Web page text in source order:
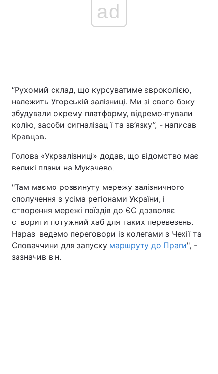
ad
“Рухомий склад, що курсуватиме євроколією,
належить Угорській залізниці. Ми зі свого боку
збудували окрему платформу, відремонтували
колію, засоби сигналізації та зв’язку”, - написав
Кравцов.
Голова «Укрзалізниці» додав, що відомство має
великі плани на Мукачево.
"Там маємо розвинуту мережу залізничного
сполучення з усіма регіонами України, і
створення мережі поїздів до ЄС дозволяє
створити потужний хаб для таких перевезень.
Наразі ведемо переговори із колегами з Чехії та
Словаччини для запуску маршруту до Праги", -
зазначив він.